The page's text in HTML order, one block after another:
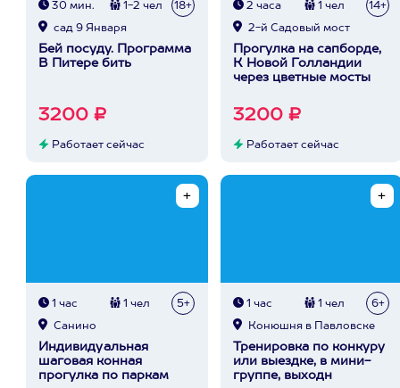
30 мин. 1-2 чел 18+
сад 9 Января
Бей посуду. Программа
В Питере бить
3200 ₽
Работает сейчас
2 часа 1 чел 14+
2-й Садовый мост
Прогулка на сапборде,
К Новой Голландии
через цветные мосты
3200 ₽
Работает сейчас
1 час 1 чел 5+
Санино
Индивидуальная
шаговая конная
прогулка по паркам
1 час 1 чел 6+
Конюшня в Павловске
Тренировка по конкуру
или выездке, в мини-
группе, выходн